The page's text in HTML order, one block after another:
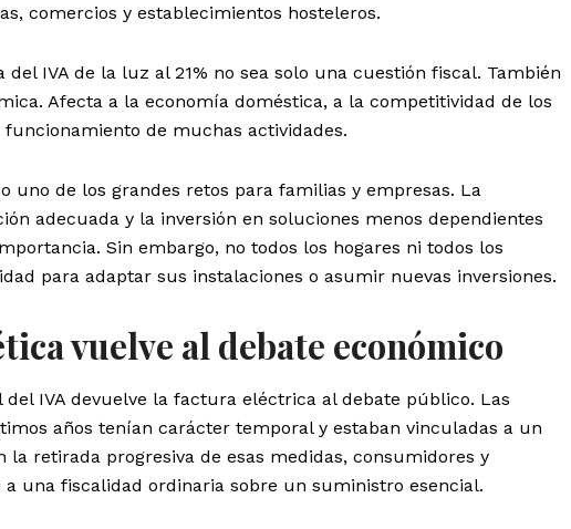
comercios y establecimientos hosteleros.
IVA de la luz al 21% no sea solo una cuestión fiscal. También
Afecta a la economía doméstica, a la competitividad de los
funcionamiento de muchas actividades.
uno de los grandes retos para familias y empresas. La
adecuada y la inversión en soluciones menos dependientes
Sin embargo, no todos los hogares ni todos los
para adaptar sus instalaciones o asumir nuevas inversiones.
vuelve al debate económico
IVA devuelve la factura eléctrica al debate público. Las
años tenían carácter temporal y estaban vinculadas a un
la retirada progresiva de esas medidas, consumidores y
una fiscalidad ordinaria sobre un suministro esencial.